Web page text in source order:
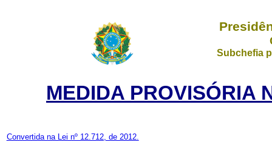
Subchefia
MEDIDA PROVISÓRIA
Convertida na Lei nº 12.712, de 2012.